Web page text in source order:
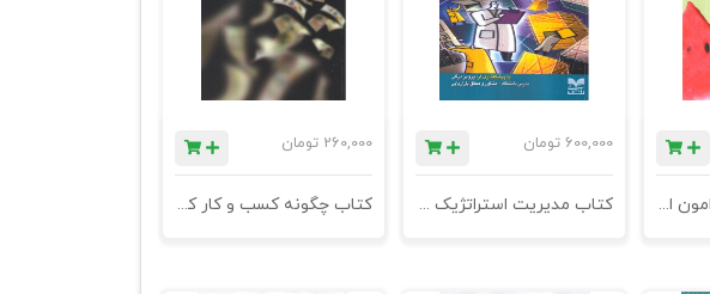
کتاب چهل گفتار پیرامون ارتقای مهارتهای مشتری نوازی - چاپ هشتم
600,000 تومان
کتاب مدیریت استراتژیک بازاریابی - چاپ هفتم
260,000 تومان
کتاب چگونه کسب و کار کوچک خود را رشد دهیم ؟ شش مرحله برنامه ریزی شده برای به پرواز درآمدن کسب و کار شما